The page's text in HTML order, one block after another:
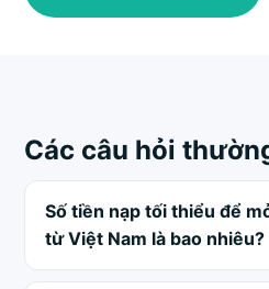
Các câu hỏi
Số tiền nạp tối thiểu để
từ Việt Nam là bao nhiêu?